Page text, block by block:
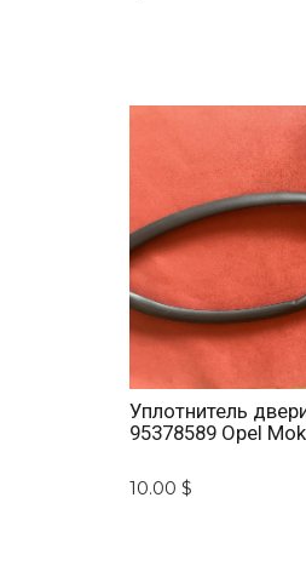
Уплотнитель
95378589 Opel
10.00 $